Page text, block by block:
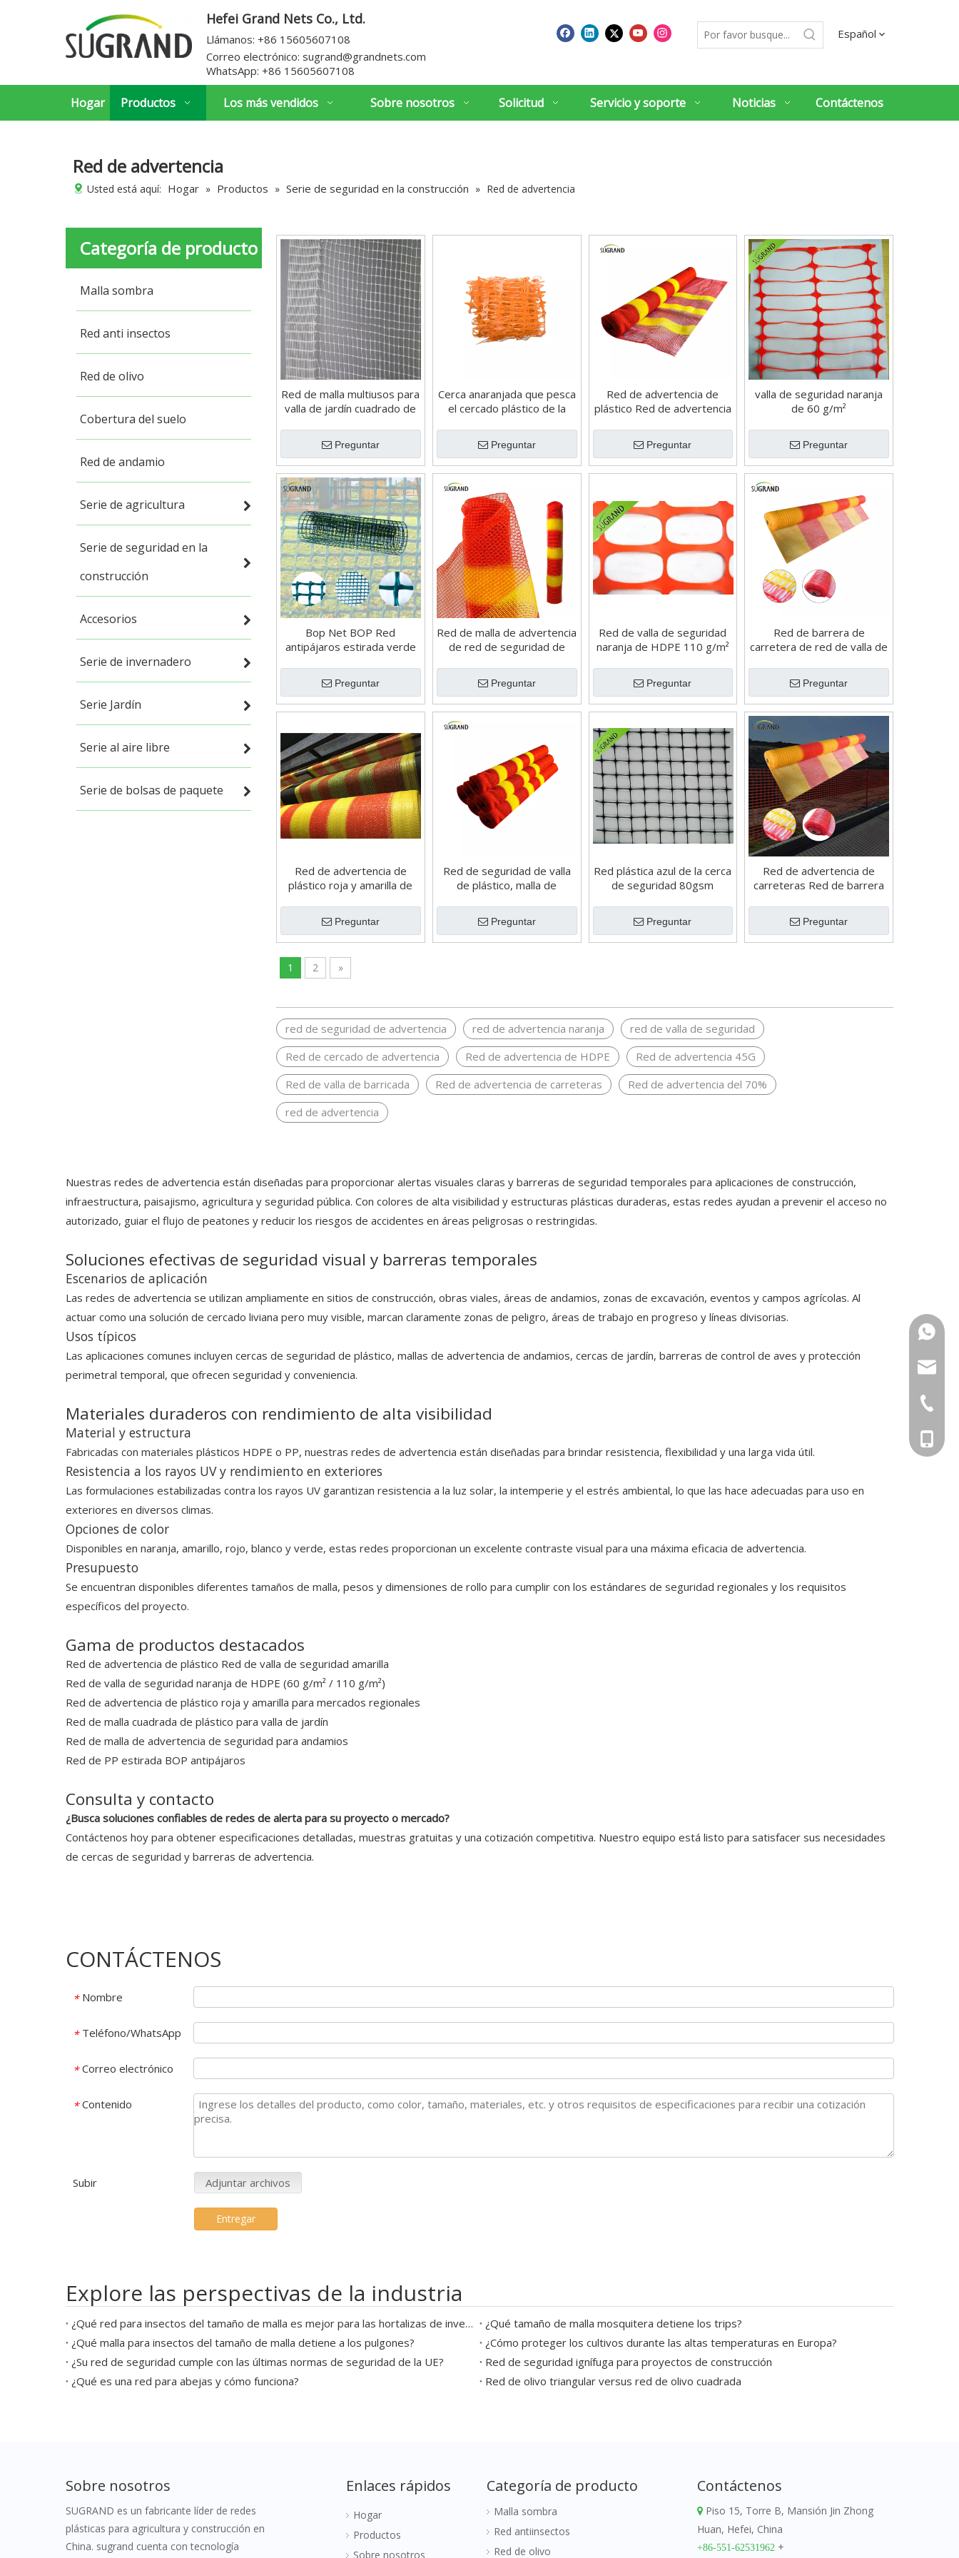
Hefei Grand Nets Co., Ltd.
Llámanos: +86 15605607108
Correo electrónico: sugrand@grandnets.com
WhatsApp: +86 15605607108
Español
Hogar Productos Los más vendidos Sobre nosotros Solicitud Servicio y soporte Noticias Contáctenos
Red de advertencia
Usted está aquí: Hogar » Productos » Serie de seguridad en la construcción » Red de advertencia
Categoría de producto
Malla sombra
Red anti insectos
Red de olivo
Cobertura del suelo
Red de andamio
Serie de agricultura
Serie de seguridad en la
construcción
Accesorios
Serie de invernadero
Serie Jardín
Serie al aire libre
Serie de bolsas de paquete
Red de malla multiusos para
valla de jardín cuadrado de
Preguntar
Cerca anaranjada que pesca
el cercado plástico de la
Preguntar
Red de advertencia de
plástico Red de advertencia
Preguntar
valla de seguridad naranja
de 60 g/m²
Preguntar
Bop Net BOP Red
antipájaros estirada verde
Preguntar
Red de malla de advertencia
de red de seguridad de
Preguntar
Red de valla de seguridad
naranja de HDPE 110 g/m²
Preguntar
Red de barrera de
carretera de red de valla de
Preguntar
Red de advertencia de
plástico roja y amarilla de
Preguntar
Red de seguridad de valla
de plástico, malla de
Preguntar
Red plástica azul de la cerca
de seguridad 80gsm
Preguntar
Red de advertencia de
carreteras Red de barrera
Preguntar
1 2 »
red de seguridad de advertencia red de advertencia naranja
red de valla de seguridad
Red de cercado de advertencia
Red de advertencia de HDPE
Red de advertencia 45G
Red de valla de barricada
Red de advertencia de carreteras
Red de advertencia del 70%
red de advertencia
Nuestras redes de advertencia están diseñadas para proporcionar alertas visuales claras y barreras de seguridad temporales para aplicaciones de construcción,
infraestructura, paisajismo, agricultura y seguridad pública. Con colores de alta visibilidad y estructuras plásticas duraderas, estas redes ayudan a prevenir el acceso no
autorizado, guiar el flujo de peatones y reducir los riesgos de accidentes en áreas peligrosas o restringidas.
Soluciones efectivas de seguridad visual y barreras temporales
Escenarios de aplicación
Las redes de advertencia se utilizan ampliamente en sitios de construcción, obras viales, áreas de andamios, zonas de excavación, eventos y campos agrícolas. Al
actuar como una solución de cercado liviana pero muy visible, marcan claramente zonas de peligro, áreas de trabajo en progreso y líneas divisorias.
Usos típicos
Las aplicaciones comunes incluyen cercas de seguridad de plástico, mallas de advertencia de andamios, cercas de jardín, barreras de control de aves y protección
perimetral temporal, que ofrecen seguridad y conveniencia.
Materiales duraderos con rendimiento de alta visibilidad
Material y estructura
Fabricadas con materiales plásticos HDPE o PP, nuestras redes de advertencia están diseñadas para brindar resistencia, flexibilidad y una larga vida útil.
Resistencia a los rayos UV y rendimiento en exteriores
Las formulaciones estabilizadas contra los rayos UV garantizan resistencia a la luz solar, la intemperie y el estrés ambiental, lo que las hace adecuadas para uso en
exteriores en diversos climas.
Opciones de color
Disponibles en naranja, amarillo, rojo, blanco y verde, estas redes proporcionan un excelente contraste visual para una máxima eficacia de advertencia.
Presupuesto
Se encuentran disponibles diferentes tamaños de malla, pesos y dimensiones de rollo para cumplir con los estándares de seguridad regionales y los requisitos
específicos del proyecto.
Gama de productos destacados
Red de advertencia de plástico Red de valla de seguridad amarilla
Red de valla de seguridad naranja de HDPE (60 g/m² / 110 g/m²)
Red de advertencia de plástico roja y amarilla para mercados regionales
Red de malla cuadrada de plástico para valla de jardín
Red de malla de advertencia de seguridad para andamios
Red de PP estirada BOP antipájaros
Consulta y contacto
¿Busca soluciones confiables de redes de alerta para su proyecto o mercado?
Contáctenos hoy para obtener especificaciones detalladas, muestras gratuitas y una cotización competitiva. Nuestro equipo está listo para satisfacer sus necesidades
de cercas de seguridad y barreras de advertencia.
CONTÁCTENOS
* Nombre
* Teléfono/WhatsApp
* Correo electrónico
* Contenido
Subir Adjuntar archivos
Entregar
Explore las perspectivas de la industria
¿Qué red para insectos del tamaño de malla es mejor para las hortalizas de invernadero?
¿Qué tamaño de malla mosquitera detiene los trips?
¿Qué malla para insectos del tamaño de malla detiene a los pulgones?
¿Cómo proteger los cultivos durante las altas temperaturas en Europa?
¿Su red de seguridad cumple con las últimas normas de seguridad de la UE?
Red de seguridad ignífuga para proyectos de construcción
¿Qué es una red para abejas y cómo funciona?
Red de olivo triangular versus red de olivo cuadrada
Sobre nosotros
SUGRAND es un fabricante líder de redes
plásticas para agricultura y construcción en
China. sugrand cuenta con tecnología
Enlaces rápidos
Hogar
Productos
Sobre nosotros
Categoría de producto
Malla sombra
Red antiinsectos
Red de olivo
Contáctenos
Piso 15, Torre B, Mansión Jin Zhong
Huan, Hefei, China
+86-551-62531962+
+86-
+86-
+86-